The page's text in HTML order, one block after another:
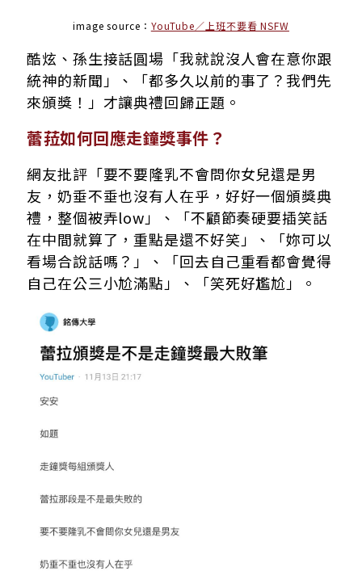
image source： YouTube／上班不要看 NSFW
酷炫、孫生接話圓場「我就說沒人會在意你跟
統神的新聞」、「都多久以前的事了？我們先
來頒獎！」才讓典禮回歸正題。
蕾菈如何回應走鐘獎事件？
網友批評「要不要隆乳不會問你女兒還是男
友，奶垂不垂也沒有人在乎，好好一個頒獎典
禮，整個被弄low」、「不顧節奏硬要插笑話
在中間就算了，重點是還不好笑」、「妳可以
看場合說話嗎？」、「回去自己重看都會覺得
自己在公三小尬滿點」、「笑死好尷尬」。